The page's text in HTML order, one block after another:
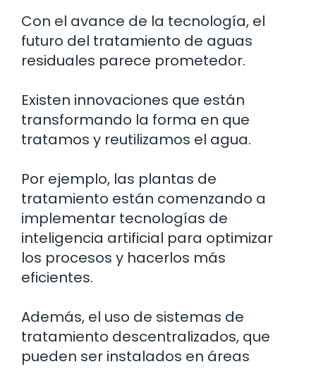
Con el avance de la tecnología, el
futuro del tratamiento de aguas
residuales parece prometedor.
Existen innovaciones que están
transformando la forma en que
tratamos y reutilizamos el agua.
Por ejemplo, las plantas de
tratamiento están comenzando a
implementar tecnologías de
inteligencia artificial para optimizar
los procesos y hacerlos más
eficientes.
Además, el uso de sistemas de
tratamiento descentralizados, que
pueden ser instalados en áreas